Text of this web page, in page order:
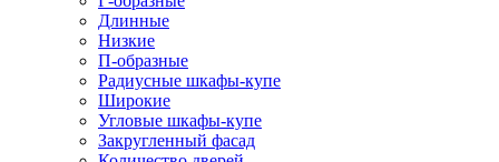
Длинные
Низкие
П-образные
Радиусные шкафы-купе
Широкие
Угловые шкафы-купе
Закругленный фасад